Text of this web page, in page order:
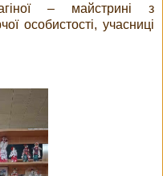
– майстрині з
особистості, учасниці